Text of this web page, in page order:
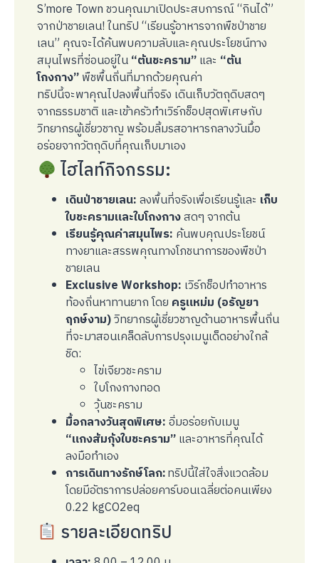
S’more Town ชวนคุณมาเปิดประสบการณ์ “กินได้”
จากป่าชายเลน! ในทริป “เรียนรู้อาหารจากพืชป่าชาย
เลน” คุณจะได้ค้นพบความลับและคุณประโยชน์ทาง
สมุนไพรที่ซ่อนอยู่ใน“ต้นชะคราม”และ “ต้น
โกงกาง”พืชพื้นถิ่นที่มากด้วยคุณค่า
ทริปนี้จะพาคุณไปลงพื้นที่จริง เดินเก็บวัตถุดิบสดๆ
จากธรรมชาติ และเข้าครัวทำเวิร์กช็อปสุดพิเศษกับ
วิทยากรผู้เชี่ยวชาญ พร้อมลิ้มรสอาหารกลางวันมื้อ
อร่อยจากวัตถุดิบที่คุณเก็บมาเอง
ไฮไลท์กิจกรรม:
เดินป่าชายเลน:ลงพื้นที่จริงเพื่อเรียนรู้และ เก็บ
ใบชะครามและใบโกงกางสดๆ จากต้น
เรียนรู้คุณค่าสมุนไพร: ค้นพบคุณประโยชน์
ทางยาและสรรพคุณทางโภชนาการของพืชป่า
ชายเลน
Exclusive Workshop: เวิร์กช็อปทำอาหาร
ท้องถิ่นหาทานยาก โดย ครูแหม่ม (อรัญยา
ฤกษ์งาม)วิทยากรผู้เชี่ยวชาญด้านอาหารพื้นถิ่น
ที่จะมาสอนเคล็ดลับการปรุงเมนูเด็ดอย่างใกล้
ชิด:
ไข่เจียวชะคราม
ใบโกงกางทอด
วุ้นชะคราม
มื้อกลางวันสุดพิเศษ:อิ่มอร่อยกับเมนู
“แกงส้มกุ้งใบชะคราม”และอาหารที่คุณได้
ลงมือทำเอง
การเดินทางรักษ์โลก:ทริปนี้ใส่ใจสิ่งแวดล้อม
โดยมีอัตราการปล่อยคาร์บอนเฉลี่ยต่อคนเพียง
0.22 kgCO2eq
รายละเอียดทริป